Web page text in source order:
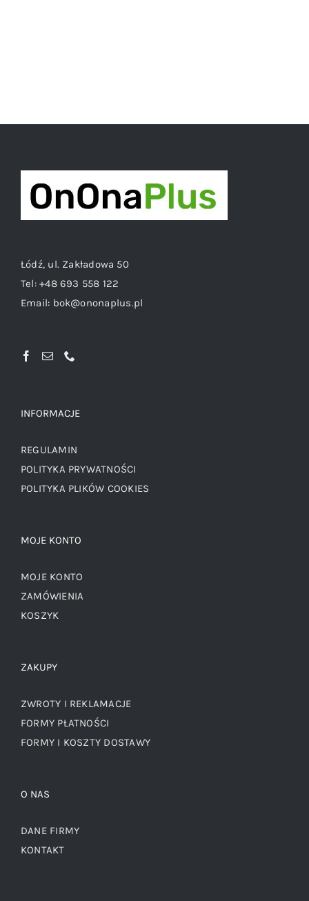
Łódź, ul. Zakładowa 50
Tel:+48 693 558 122
Email: bok@ononaplus.pl
INFORMACJE
REGULAMIN
POLITYKA PRYWATNOŚCI
POLITYKA PLIKÓW COOKIES
MOJE KONTO
MOJE KONTO
ZAMÓWIENIA
KOSZYK
ZAKUPY
ZWROTY I REKLAMACJE
FORMY PŁATNOŚCI
FORMY I KOSZTY DOSTAWY
O NAS
DANE FIRMY
KONTAKT